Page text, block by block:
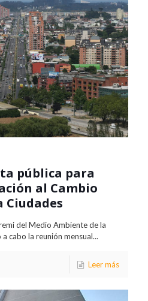
pública para
al Cambio
del Medio Ambiente de la
cabo la reunión mensual...
Leer más